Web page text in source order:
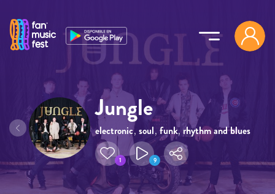
Jungle
electronic, soul, funk, rhythm and blues
,jungle
1 9